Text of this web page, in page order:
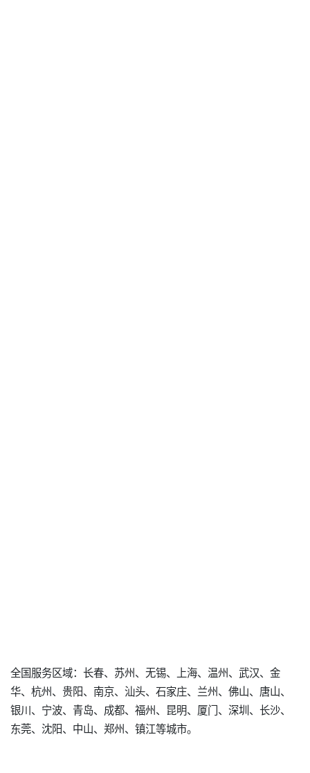
全国服务区域：长春、苏州、无锡、上海、温州、武汉、金
华、杭州、贵阳、南京、汕头、石家庄、兰州、佛山、唐山、
银川、宁波、青岛、成都、福州、昆明、厦门、深圳、长沙、
东莞、沈阳、中山、郑州、镇江等城市。